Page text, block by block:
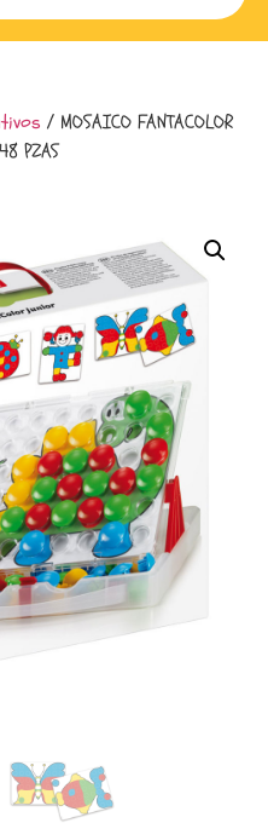
/ MOSAICO FANTACOLOR
PZAS